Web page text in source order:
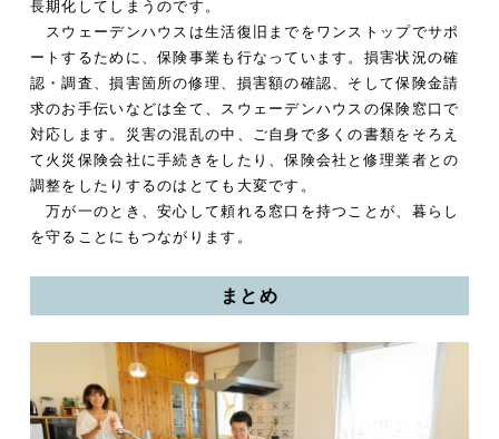
長期化してしまうのです。
スウェーデンハウスは生活復旧までをワンストップでサポ
ートするために、保険事業も行なっています。損害状況の確
認・調査、損害箇所の修理、損害額の確認、そして保険金請
求のお手伝いなどは全て、スウェーデンハウスの保険窓口で
対応します。災害の混乱の中、ご自身で多くの書類をそろえ
て火災保険会社に手続きをしたり、保険会社と修理業者との
調整をしたりするのはとても大変です。
万が一のとき、安心して頼れる窓口を持つことが、暮らし
を守ることにもつながります。
まとめ